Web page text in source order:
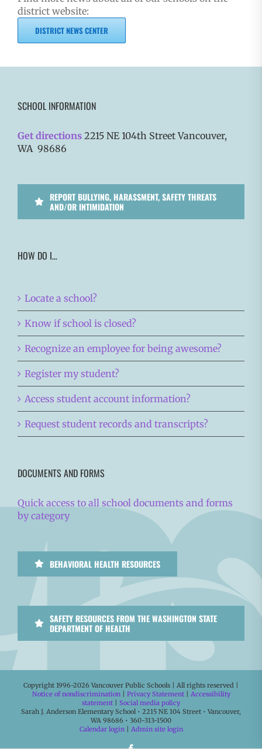
district website:
DISTRICT NEWS CENTER
SCHOOL INFORMATION
Get directions 2215 NE 104th Street Vancouver,
WA 98686
REPORT BULLYING, HARASSMENT, SAFETY THREATS
AND/OR INTIMIDATION
HOW DO I…
Locate a school?
Know if school is closed?
Recognize an employee for being awesome?
Register my student?
Access student account information?
Request student records and transcripts?
DOCUMENTS AND FORMS
Quick access to all school documents and forms
by category
BEHAVIORAL HEALTH RESOURCES
SAFETY RESOURCES FROM THE WASHINGTON STATE
DEPARTMENT OF HEALTH
Copyright 1996-2026 Vancouver Public Schools | All rights reserved |
Notice of nondiscrimination| Privacy Statement| Accessibility
statement | Social media policy
Sarah J. Anderson Elementary School • 2215 NE 104 Street • Vancouver,
WA 98686 • 360-313-1500
Calendar login| Admin site login